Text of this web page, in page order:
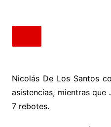
Nicolás De Los Santos
asistencias, mientras que
7 rebotes.